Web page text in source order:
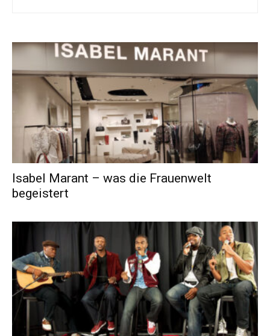
Isabel Marant – was die Frauenwelt
begeistert